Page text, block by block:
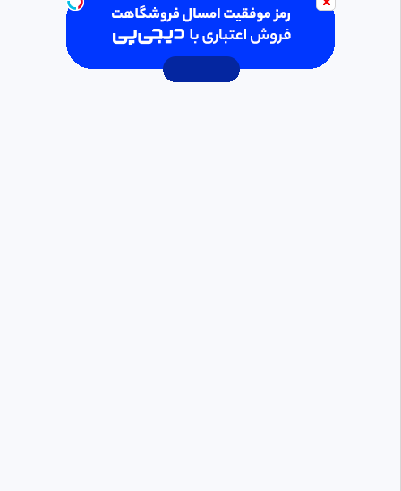
دکتر محمود احمدی‌ نژاد
11 بازدید • ۲ هفته پیش